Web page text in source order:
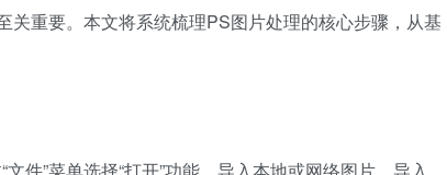
重要。本文将系统梳理PS图片处理的核心步骤，从基